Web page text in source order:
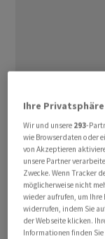
Wie bei
oben und
Entwicklung als
«Aufwärtsrisiko»
hatte die
Mini-Wachstum
2026
Ihre
Wir und unsere 293-
wie Browserdaten oder
von Akzeptieren
unsere Partner
Zwecke. Wenn Tracker
möglicherweise nicht
wieder aufrufen, um
widerrufen, indem Sie
der Webseite klicken.
Informationen finden